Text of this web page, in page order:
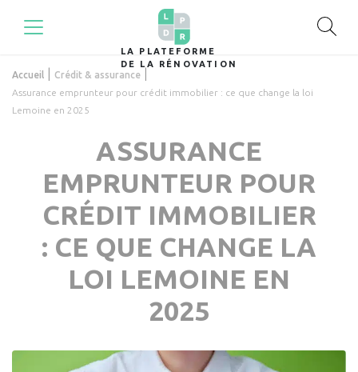
LA PLATEFORME
DE LA RÉNOVATION
Accueil Crédit & assurance
Assurance emprunteur pour crédit immobilier : ce que change la loi
Lemoine en 2025
ASSURANCE
EMPRUNTEUR POUR
CRÉDIT IMMOBILIER
: CE QUE CHANGE LA
LOI LEMOINE EN
2025